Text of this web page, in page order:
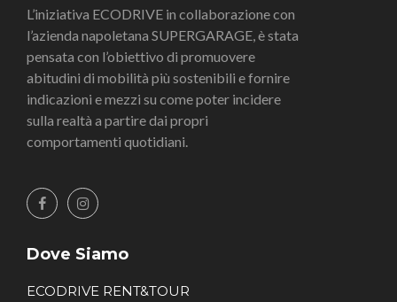
L’iniziativa ECODRIVE in collaborazione con
l’azienda napoletana SUPERGARAGE, è stata
pensata con l’obiettivo di promuovere
abitudini di mobilità più sostenibili e fornire
indicazioni e mezzi su come poter incidere
sulla realtà a partire dai propri
comportamenti quotidiani.
Dove Siamo
ECODRIVE RENT&TOUR